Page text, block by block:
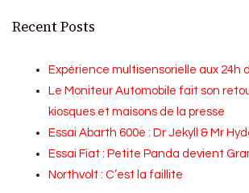
Recent Posts
Expérience multisensorielle aux 24h
Le Moniteur Automobile fait son
kiosques et maisons de la presse
Essai Abarth 600e : Dr Jekyll & Mr
Essai Fiat : Petite Panda devient
Northvolt : C’est la faillite